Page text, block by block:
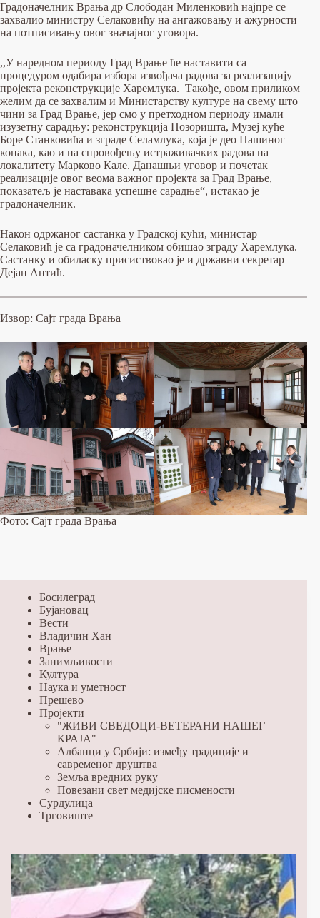
Градоначелник Врања др Слободан Миленковић најпре се
захвалио министру Селаковићу на ангажовању и ажурности
на потписивању овог значајног уговора.
,,У наредном периоду Град Врање ће наставити са
процедуром одабира избора извођача радова за реализацију
пројекта реконструкције Харемлука. Такође, овом приликом
желим да се захвалим и Министарству културе на свему што
чини за Град Врање, јер смо у претходном периоду имали
изузетну сарадњу: реконструкција Позоришта, Музеј куће
Боре Станковића и зграде Селамлука, која је део Пашиног
конака, као и на спровођењу истраживачких радова на
локалитету Марково Кале. Данашњи уговор и почетак
реализације овог веома важног пројекта за Град Врање,
показатељ је наставака успешне сарадње“, истакао је
градоначелник.
Након одржаног састанка у Градској кући, министар
Селаковић је са градоначелником обишао зграду Харемлука.
Састанку и обиласку присиствовао је и државни секретар
Дејан Антић.
Извор: Сајт града Врања
Фото: Сајт града Врања
Босилеград
Бујановац
Вести
Владичин Хан
Врање
Занимљивости
Култура
Наука и уметност
Прешево
Пројекти
"ЖИВИ СВЕДОЦИ-ВЕТЕРАНИ НАШЕГ
КРАЈА"
Албанци у Србији: између традиције и
савременог друштва
Земља вредних руку
Повезани свет медијске писмености
Сурдулица
Трговиште